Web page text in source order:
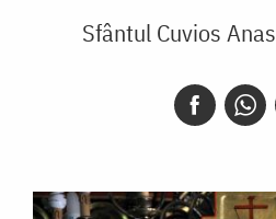
Sfântul Cuvios